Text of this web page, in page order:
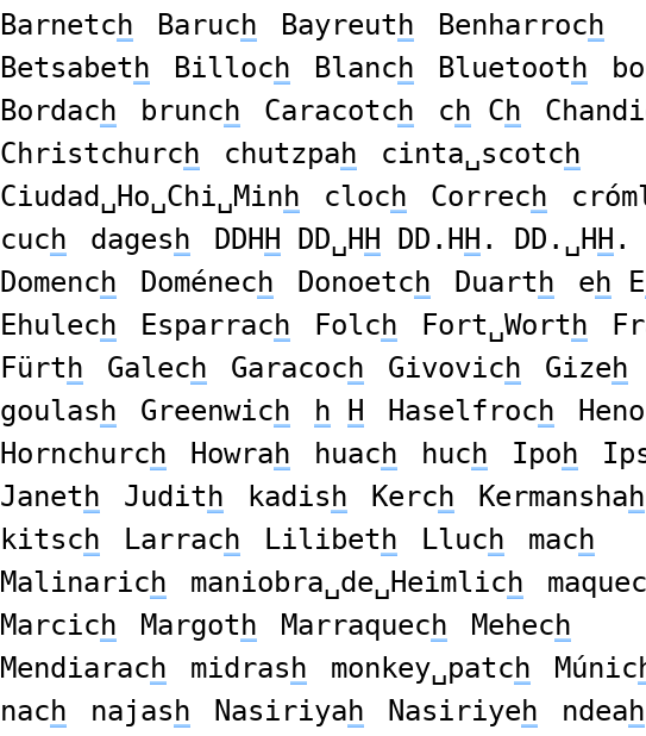
Barnetch Baruch Bayreuth Benharroch
Betsabeth Billoch Blanch Bluetooth
Bordach brunch Caracotch ch Ch
Christchurch chutzpah cinta␣scotch
Ciudad␣Ho␣Chi␣Minh cloch Correch
cuch dages h DDH H DD␣H H DD.H H . DD.␣H H .
Domench Doménech Donoetch Duarth eh E
Ehulech Esparrach Folch Fort␣Worth
Fürth Galech Garacoch Givovich Gizeh
goulas h Greenwich h H Haselfroch
Hornchurch Howrah huach huch Ipoh
Janeth Judith kadis h Kerch Kermanshah
kitsch Larrach Lilibeth Lluch mach
Malinarich maniobra␣de␣Heimlich maquec
Marcich Margoth Marraquech Mehech
Mendiarach midras h monkey␣patch Múnic
nach najas h Nasiriyah Nasiriyeh ndeah